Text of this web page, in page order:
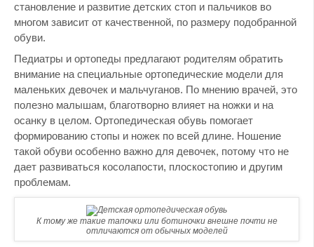
становление и развитие детских стоп и пальчиков во
многом зависит от качественной, по размеру подобранной
обуви.
Педиатры и ортопеды предлагают родителям обратить
внимание на специальные ортопедические модели для
маленьких девочек и мальчуганов. По мнению врачей, это
полезно малышам, благотворно влияет на ножки и на
осанку в целом. Ортопедическая обувь помогает
формированию стопы и ножек по всей длине. Ношение
такой обуви особенно важно для девочек, потому что не
дает развиваться косолапости, плоскостопию и другим
проблемам.
К тому же такие тапочки или ботиночки внешне почти не
отличаются от обычных моделей